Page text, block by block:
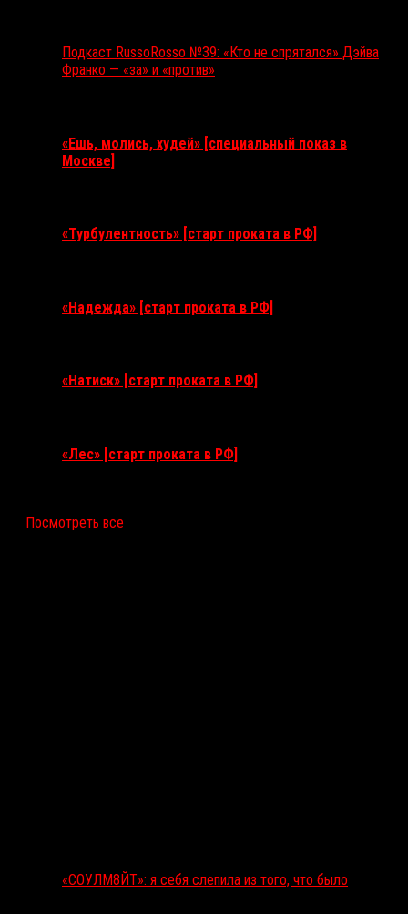
Подкаст RussoRosso №39: «Кто не спрятался» Дэйва
Франко — «за» и «против»
«Ешь, молись, худей» [специальный показ в
Москве]
«Турбулентность» [старт проката в РФ]
«Надежда» [старт проката в РФ]
«Натиск» [старт проката в РФ]
«Лес» [старт проката в РФ]
Посмотреть все
«СОУЛМ8ЙТ»: я себя слепила из того, что было